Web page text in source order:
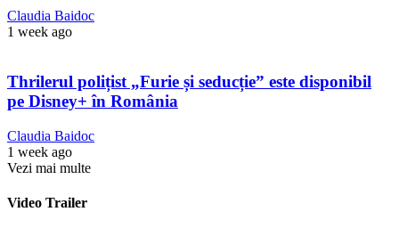
Claudia Baidoc
1 week ago
Thrilerul polițist „Furie și seducție” este disponibil
pe Disney+ în România
Claudia Baidoc
1 week ago
Vezi mai multe
Video Trailer